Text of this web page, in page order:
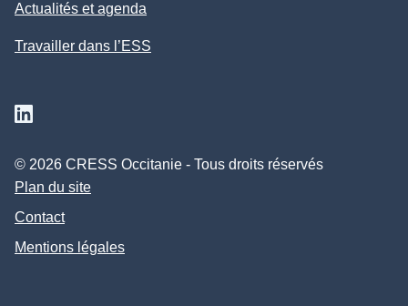
Actualités et agenda
Travailler dans l’ESS
© 2026 CRESS Occitanie - Tous droits réservés
Plan du site
Contact
Mentions légales